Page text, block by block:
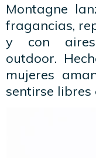
Montagne
fragancias,
y con
outdoor.
mujeres
sentirse libres